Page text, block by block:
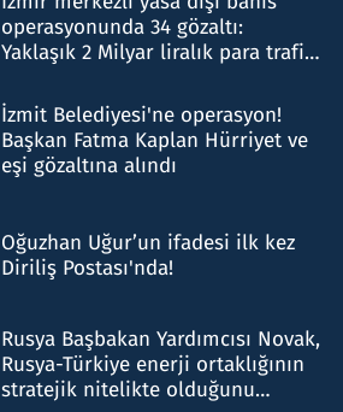
operasyonunda 34 gözaltı:
Yaklaşık 2 Milyar liralık para trafiği
İzmit Belediyesi'ne operasyon!
Başkan Fatma Kaplan Hürriyet ve
eşi gözaltına alındı
Oğuzhan Uğur’un ifadesi ilk kez
Diriliş Postası'nda!
Rusya Başbakan Yardımcısı Novak,
Rusya-Türkiye enerji ortaklığının
stratejik nitelikte olduğunu